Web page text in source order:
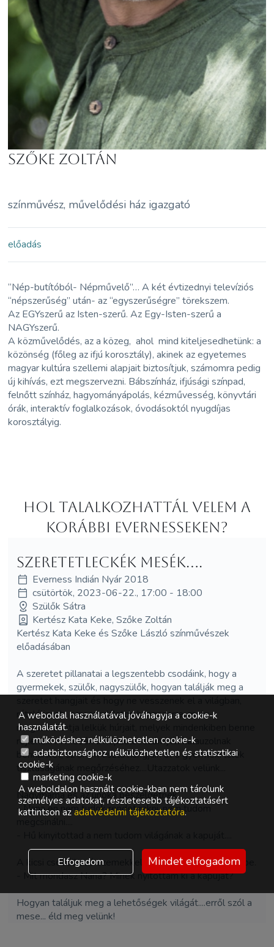
Szőke Zoltán
színművész, művelődési ház igazgató
előadás
“Nép-butítóból- Népművelő”… A két évtizednyi televíziós
“népszerűség” után- az “egyszerűségre” törekszem.
Az EGYszerű az Isten-szerű. Az Egy-Isten-szerű a
NAGYszerű.
A közművelődés, az a közeg, ahol mind kiteljesedhetünk: a
közönség (főleg az ifjú korosztály), akinek az egyetemes
magyar kultúra szellemi alapjait biztosítjuk, számomra pedig
új kihívás, ezt megszervezni. Bábszínház, ifjúsági színpad,
felnőtt színház, hagyományápolás, kézművesség, könyvtári
órák, interaktív foglalkozások, óvodásoktól nyugdíjas
korosztályig.
Hol Talalkozhattál velem a
korábbi Evernesseken?
Szeretetleckék mesék....
Everness Indián Nyár 2018
csütörtök, 2023-06-22., 17:00 - 18:00
Szülők Sátra
Kertész Kata Keke, Szőke Zoltán
Kertész Kata Keke és Szőke László színművészek
előadásában
A szeretet pillanatai a legszentebb csodáink, hogy a
gyermekek, szülők, nagyszülők, hogyan találják meg a
rátaláljanak egy csodálatos hangszerre, mely
megszólaltatja lelkük húrjait, melyek mindenkiben benne
rejlenek! A mesék a képzelet szárnyán kalauzolnak
bennünket, az öröm tiszta hangjain át a gyermeki lélek
tisztaságának megőrzéséhez....Utazzatok velünk...
Nagymama és az unoka beszélgetnek.
- Nana én nem tudok rendet rakni, nem tudom
A kicsi csodálkozó szemekkel néz bele nagyija szemébe.
- Mit mondasz Nana? Minek nyitottam ki a kapuját?
Hogyan találjuk meg a lehetőségek világát....erről szól a
mese... éld meg velünk!
A weboldal használatával jóváhagyja a cookie-k
használatát.
működéshez nélkülözhetetlen cookie-k
adatbiztonsághoz nélkülözhetetlen és statisztikai
cookie-k
marketing cookie-k
A weboldalon használt cookie-kban nem tárolunk
személyes adatokat, részletesebb tájékoztatásért
kattintson az adatvédelmi tájékoztatóra.
Elfogadom Mindet elfogadom